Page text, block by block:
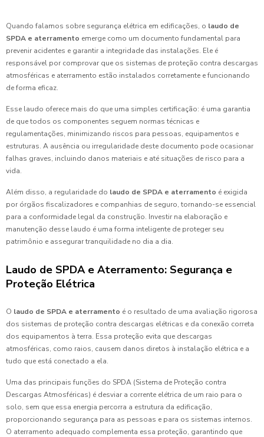
Quando falamos sobre segurança elétrica em edificações, o laudo de
SPDA e aterramento emerge como um documento fundamental para
prevenir acidentes e garantir a integridade das instalações. Ele é
responsável por comprovar que os sistemas de proteção contra descargas
atmosféricas e aterramento estão instalados corretamente e funcionando
de forma eficaz.
Esse laudo oferece mais do que uma simples certificação: é uma garantia
de que todos os componentes seguem normas técnicas e
regulamentações, minimizando riscos para pessoas, equipamentos e
estruturas. A ausência ou irregularidade deste documento pode ocasionar
falhas graves, incluindo danos materiais e até situações de risco para a
vida.
Além disso, a regularidade do laudo de SPDA e aterramento é exigida
por órgãos fiscalizadores e companhias de seguro, tornando-se essencial
para a conformidade legal da construção. Investir na elaboração e
manutenção desse laudo é uma forma inteligente de proteger seu
patrimônio e assegurar tranquilidade no dia a dia.
Laudo de SPDA e Aterramento: Segurança e
Proteção Elétrica
O laudo de SPDA e aterramento é o resultado de uma avaliação rigorosa
dos sistemas de proteção contra descargas elétricas e da conexão correta
dos equipamentos à terra. Essa proteção evita que descargas
atmosféricas, como raios, causem danos diretos à instalação elétrica e a
tudo que está conectado a ela.
Uma das principais funções do SPDA (Sistema de Proteção contra
Descargas Atmosféricas) é desviar a corrente elétrica de um raio para o
solo, sem que essa energia percorra a estrutura da edificação,
proporcionando segurança para as pessoas e para os sistemas internos.
O aterramento adequado complementa essa proteção, garantindo que